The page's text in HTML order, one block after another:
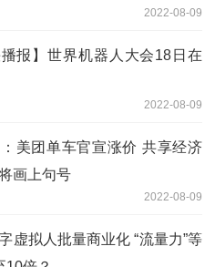
2022-08-09
播报】世界机器人大会18日在
2022-08-09
美团单车官宣涨价 共享经济
画上句号
2022-08-09
虚拟人批量商业化 “流量力”等